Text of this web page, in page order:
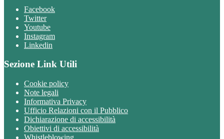
Facebook
Twitter
Youtube
Instagram
Linkedin
Sezione Link Utili
Cookie policy
Note legali
Informativa Privacy
Ufficio Relazioni con il Pubblico
Dichiarazione di accessibilità
Obiettivi di accessibilità
Whistleblowing